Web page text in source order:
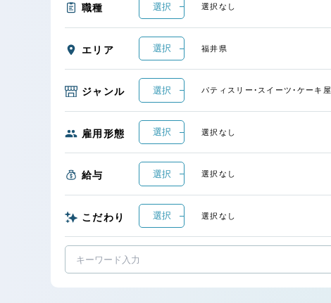
職種 選択 選択なし
エリア 選択 福井県
ジャンル 選択 パティスリー・スイーツ・ケーキ屋
雇用形態 選択 選択なし
給与 選択 選択なし
こだわり 選択 選択なし